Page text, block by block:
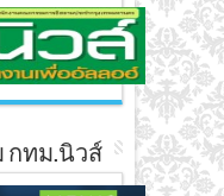
กทม.นิวส์